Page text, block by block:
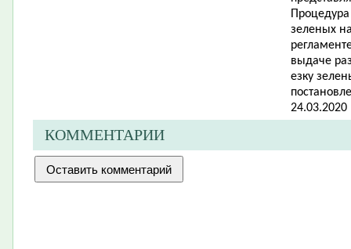
зеленых
выдаче
езку
КОММЕНТАРИИ